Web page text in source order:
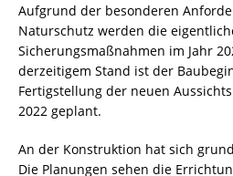
Aufgrund der besonderen
Naturschutz werden die
Sicherungsmaßnahmen im Jahr
derzeitigem Stand ist der
Fertigstellung der neuen
2022 geplant.
An der Konstruktion hat sich
Die Planungen sehen die